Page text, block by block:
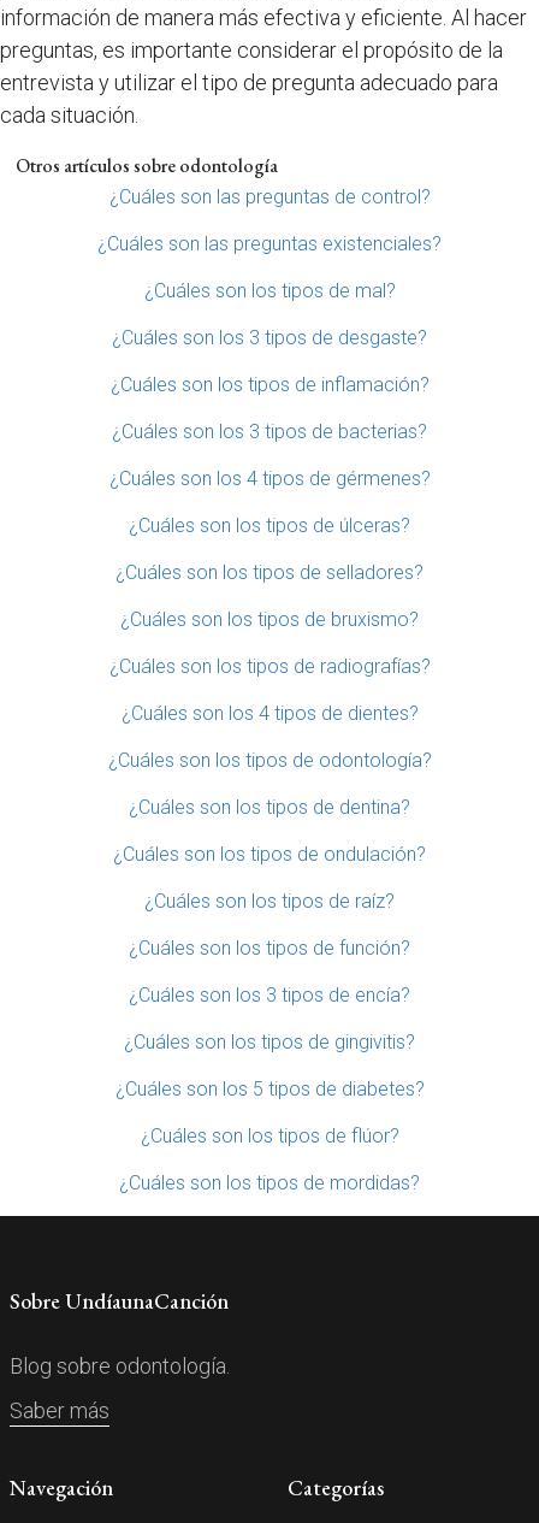
información de manera más efectiva y eficiente. Al hacer
preguntas, es importante considerar el propósito de la
entrevista y utilizar el tipo de pregunta adecuado para
cada situación.
Otros artículos sobre odontología
¿Cuáles son las preguntas de control?
¿Cuáles son las preguntas existenciales?
¿Cuáles son los tipos de mal?
¿Cuáles son los 3 tipos de desgaste?
¿Cuáles son los tipos de inflamación?
¿Cuáles son los 3 tipos de bacterias?
¿Cuáles son los 4 tipos de gérmenes?
¿Cuáles son los tipos de úlceras?
¿Cuáles son los tipos de selladores?
¿Cuáles son los tipos de bruxismo?
¿Cuáles son los tipos de radiografías?
¿Cuáles son los 4 tipos de dientes?
¿Cuáles son los tipos de odontología?
¿Cuáles son los tipos de dentina?
¿Cuáles son los tipos de ondulación?
¿Cuáles son los tipos de raíz?
¿Cuáles son los tipos de función?
¿Cuáles son los 3 tipos de encía?
¿Cuáles son los tipos de gingivitis?
¿Cuáles son los 5 tipos de diabetes?
¿Cuáles son los tipos de flúor?
¿Cuáles son los tipos de mordidas?
Sobre UndíaunaCanción
Blog sobre odontología.
Saber más
Navegación Categorías